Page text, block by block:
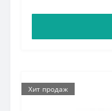
Хит продаж